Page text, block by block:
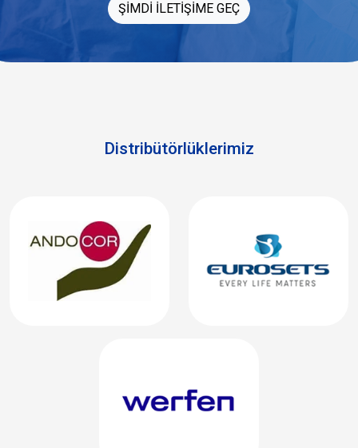
ŞİMDİ İLETİŞİME GEÇ
Distribütörlüklerimiz